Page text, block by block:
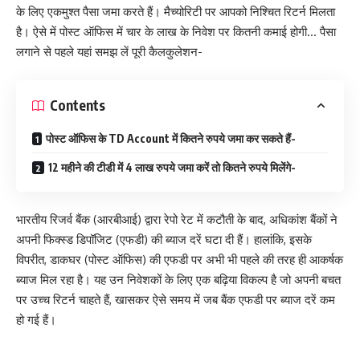
के लिए एकमुश्त पैसा जमा करते हैं। मैच्योरिटी पर आपको निश्चित रिटर्न मिलता
है। ऐसे में पोस्ट ऑफिस में चार के लाख के निवेश पर कितनी कमाई होगी… पैसा
लगाने से पहले यहां समझ लें पूरी कैलकुलेशन-
Contents
पोस्ट ऑफिस के TD Account में कितने रुपये जमा कर सकते हैं-
12 महीने की टीडी में 4 लाख रुपये जमा करें तो कितने रुपये मिलेंगे-
भारतीय रिजर्व बैंक (आरबीआई) द्वारा रेपो रेट में कटौती के बाद, अधिकांश बैंकों ने
अपनी फिक्स्ड डिपॉजिट (एफडी) की ब्याज दरें घटा दी हैं। हालांकि, इसके
विपरीत, डाकघर (पोस्ट ऑफिस) की एफडी पर अभी भी पहले की तरह ही आकर्षक
ब्याज मिल रहा है। यह उन निवेशकों के लिए एक बढ़िया विकल्प है जो अपनी बचत
पर उच्च रिटर्न चाहते हैं, खासकर ऐसे समय में जब बैंक एफडी पर ब्याज दरें कम
हो गई हैं।